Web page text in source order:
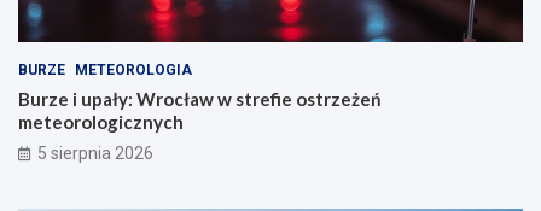
BURZE METEOROLOGIA
Burze i upały: Wrocław w strefie ostrzeżeń
meteorologicznych
5 sierpnia 2026